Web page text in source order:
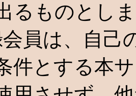
るものとし
員は、自己
件とする本